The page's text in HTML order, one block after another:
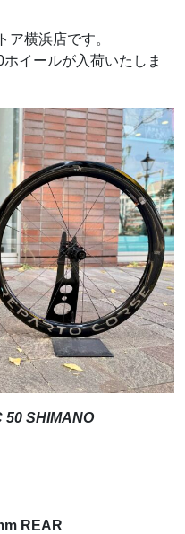
ア横浜店です。
イールが入荷いたしま
50 SHIMANO
REAR